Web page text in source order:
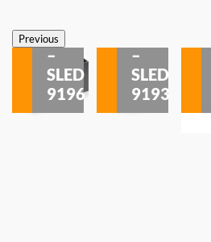
PreviousSobrepor
–
SLED
9196
–
SLED
9193